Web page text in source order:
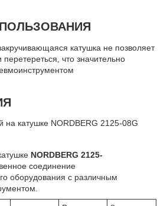
катушка не позволяет
перетереться, что значительно
на катушке NORDBERG 2125-08G
NORDBERG 2125-
соединение
оборудования с различным